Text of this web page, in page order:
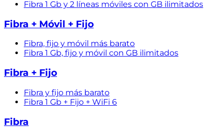
Fibra 1 Gb y 2 líneas móviles con GB ilimitados
Fibra + Móvil + Fijo
Fibra, fijo y móvil más barato
Fibra 1 Gb, fijo y móvil con GB ilimitados
Fibra + Fijo
Fibra y fijo más barato
Fibra 1 Gb + Fijo + WiFi 6
Fibra